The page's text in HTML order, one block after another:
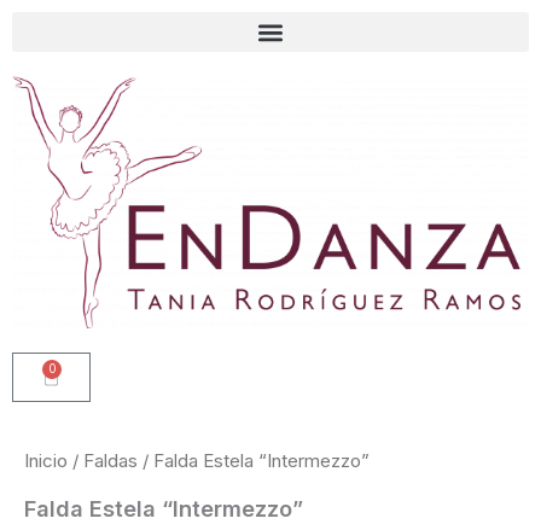
contenido
0
Carrito
Inicio / Faldas / Falda Estela “Intermezzo”
Falda Estela “Intermezzo”